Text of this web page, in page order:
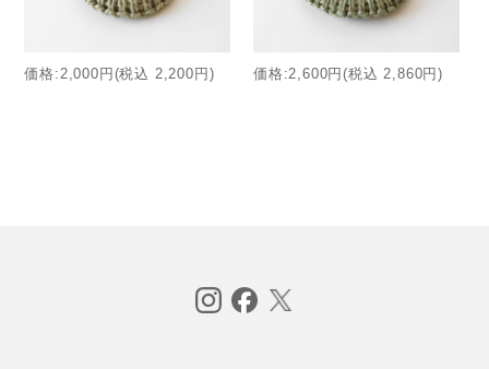
価格:2,000円(税込 2,200円) 価格:2,600円(税込 2,860円)